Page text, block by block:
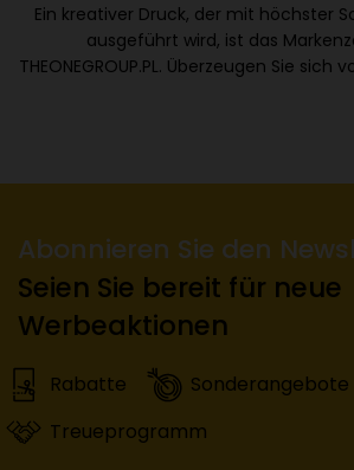
Ein kreativer Druck, der mit höchster
ausgeführt wird, ist das
THEONEGROUP.PL. Überzeugen Sie
Abonnieren Sie den
Seien Sie bereit für neue
Werbeaktionen
Rabatte
Sonderangebote
Treueprogramm